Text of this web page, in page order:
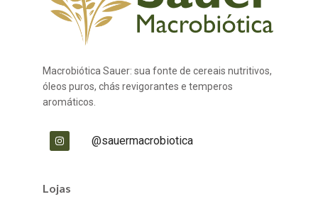
Macrobiótica Sauer: sua fonte de cereais nutritivos,
óleos puros, chás revigorantes e temperos
aromáticos.
@sauermacrobiotica
Lojas